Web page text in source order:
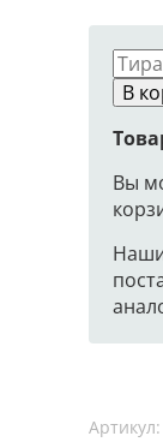
В
Вы
Артикул: